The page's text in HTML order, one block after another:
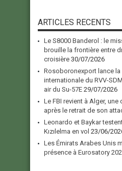
ARTICLES RECENTS
Le S8000 Banderol : le
brouille la frontière entre
croisière 30/07/2026
Rosoboronexport lance
internationale du RVV-
air du Su-57E 29/07/2026
Le FBI revient à Alger, une
après le retrait de son
Leonardo et Baykar
Kızılelma en vol 23/06/
Les Émirats Arabes Unis
présence à Eurosatory